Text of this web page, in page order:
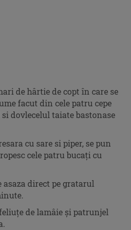
de hârtie de copt în care se
facut din cele patru cepe
dovlecelul taiate bastonase
cu sare si piper, se pun
cele patru bucaţi cu
asaza direct pe gratarul
de lamâie şi patrunjel